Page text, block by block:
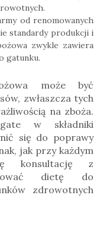
od renomowanych
standardy produkcji i
zwykle zawiera
gatunku.
może być
zwłaszcza tych
na zboża.
w składniki
się do poprawy
jak przy każdym
konsultację z
dietę do
zdrowotnych